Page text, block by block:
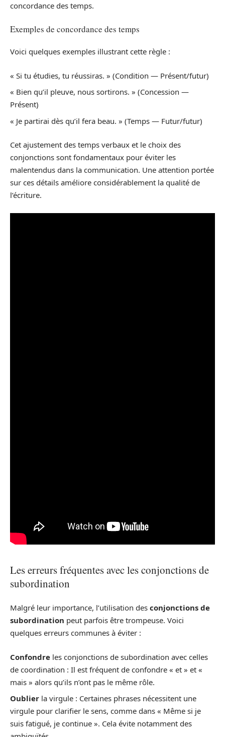
concordance des temps.
Exemples de concordance des temps
Voici quelques exemples illustrant cette règle :
« Si tu étudies, tu réussiras. » (Condition — Présent/futur)
« Bien qu’il pleuve, nous sortirons. » (Concession —
Présent)
« Je partirai dès qu’il fera beau. » (Temps — Futur/futur)
Cet ajustement des temps verbaux et le choix des
conjonctions sont fondamentaux pour éviter les
malentendus dans la communication. Une attention portée
sur ces détails améliore considérablement la qualité de
l’écriture.
Les erreurs fréquentes avec les conjonctions de
subordination
Malgré leur importance, l’utilisation des conjonctions de
subordination peut parfois être trompeuse. Voici
quelques erreurs communes à éviter :
Confondre les conjonctions de subordination avec celles
de coordination : Il est fréquent de confondre « et » et «
mais » alors qu’ils n’ont pas le même rôle.
Oublier la virgule : Certaines phrases nécessitent une
virgule pour clarifier le sens, comme dans « Même si je
suis fatigué, je continue ». Cela évite notamment des